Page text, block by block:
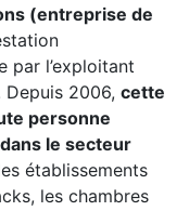
(entreprise de
par l’exploitant
Depuis 2006, cette
personne
le secteur
établissements
les chambres